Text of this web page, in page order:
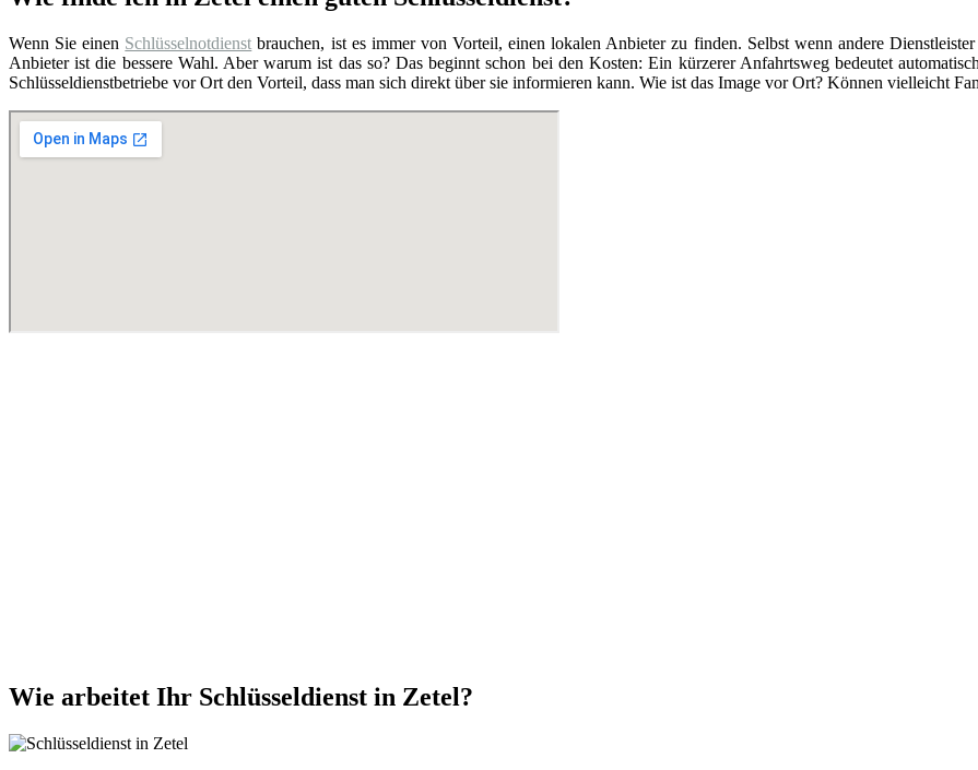
Wenn Sie einen Schlüsselnotdienst brauchen, ist es immer von Vorteil, einen lokalen Anbieter zu finden. Selbst wenn andere
Anbieter ist die bessere Wahl. Aber warum ist das so? Das beginnt schon bei den Kosten: Ein kürzerer Anfahrtsweg bedeutet
Schlüsseldienstbetriebe vor Ort den Vorteil, dass man sich direkt über sie informieren kann. Wie ist das Image vor Ort? Können vielleicht
Wie arbeitet Ihr Schlüsseldienst in Zetel?